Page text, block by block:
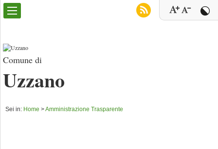
Comune di
Uzzano
Sei in: Home >Amministrazione Trasparente